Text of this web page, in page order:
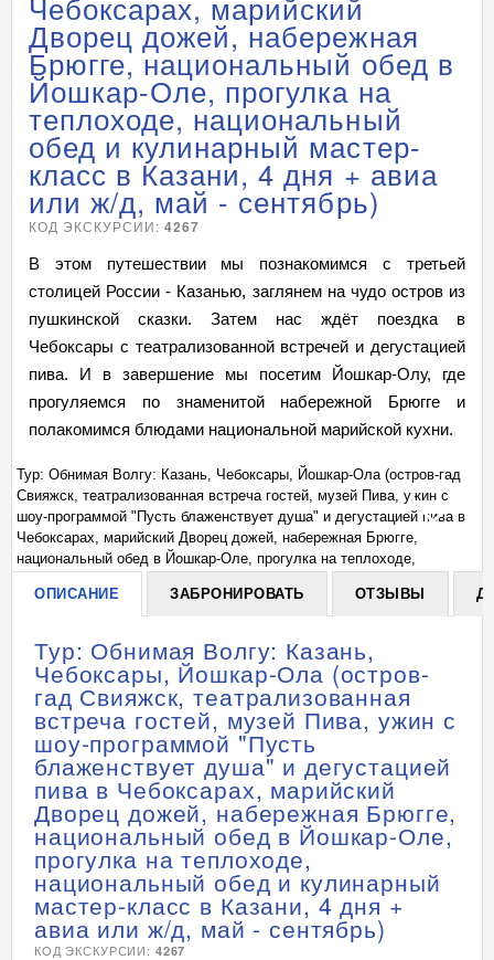
Дворец дожей, набережная
Брюгге, национальный обед в
Йошкар-Оле, прогулка на
теплоходе, национальный
обед и кулинарный мастер-
класс в Казани, 4 дня + авиа
или ж/д, май - сентябрь)
КОД ЭКСКУРСИИ:4267
В этом путешествии мы познакомимся с третьей
столицей России - Казанью, заглянем на чудо остров из
пушкинской сказки. Затем нас ждёт поездка в
Чебоксары с театрализованной встречей и дегустацией
пива. И в завершение мы посетим Йошкар-Олу, где
прогуляемся по знаменитой набережной Брюгге и
полакомимся блюдами национальной марийской кухни.
+
Тур: Обнимая Волгу: Казань, Чебоксары, Йошкар-Ола (остров-гад
Свияжск, театрализованная встреча гостей, музей Пива, ужин с
шоу-программой "Пусть блаженствует душа" и дегустацией пива в
Чебоксарах, марийский Дворец дожей, набережная Брюгге,
национальный обед в Йошкар-Оле, прогулка на теплоходе,
авиа или ж/д, май - сентябрь)
ОПИСАНИЕ ЗАБРОНИРОВАТЬ ОТЗЫВЫ
Тур: Обнимая Волгу: Казань,
Чебоксары, Йошкар-Ола (остров-
гад Свияжск, театрализованная
встреча гостей, музей Пива, ужин с
шоу-программой "Пусть
блаженствует душа" и дегустацией
пива в Чебоксарах, марийский
Дворец дожей, набережная Брюгге,
национальный обед в Йошкар-Оле,
прогулка на теплоходе,
национальный обед и кулинарный
мастер-класс в Казани, 4 дня +
авиа или ж/д, май - сентябрь)
КОД ЭКСКУРСИИ: 4267